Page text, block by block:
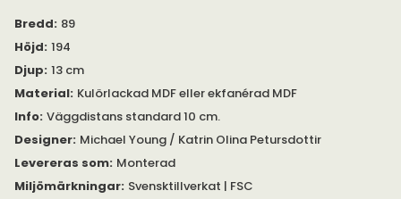
20 eller 30 cm. (Finns som tillval).
Lackad MDF eller ekfanérad MDF.
Blå: NCS S 5540-B20G
Orange: NCS S 1080-Y70R
Grå: NCS S 2002 - R
Grön: NCS S 7020-G10Y
Aprikos NCS S 1020-Y60R
Bredd: 89
Höjd: 194
Djup: 13 cm
Material: Kulörlackad MDF eller ekfanérad MDF
Info: Väggdistans standard 10 cm.
Designer: Michael Young / Katrin Olina Petursdottir
Levereras som: Monterad
Miljömärkningar: Svensktillverkat | FSC